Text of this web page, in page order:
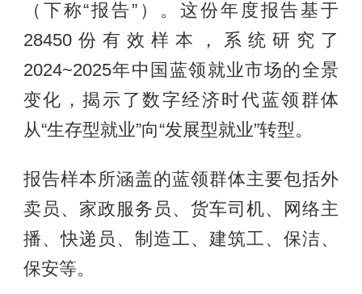
（下称“报告”）。这份年度报告基于
28450份有效样本，系统研究了
2024~2025年中国蓝领就业市场的全景
变化，揭示了数字经济时代蓝领群体
从“生存型就业”向“发展型就业”转型。
报告样本所涵盖的蓝领群体主要包括外
卖员、家政服务员、货车司机、网络主
播、快递员、制造工、建筑工、保洁、
保安等。